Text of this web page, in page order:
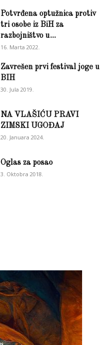
Potvrđena optužnica protiv
tri osobe iz BiH za
razbojništvo u...
16. Marta 2022.
Zavrešen prvi festival joge u
BIH
30. Jula 2019.
NA VLAŠIĆU PRAVI
ZIMSKI UGOĐAJ
20. Januara 2024.
Oglas za posao
3. Oktobra 2018.